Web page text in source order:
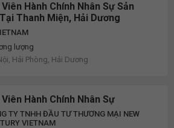
Viên Hành Chính Nhân Sự Sản
Thanh Miện, Hải Dương
lượng
Hải Phòng, Hải Dương
Viên Hành Chính Nhân Sự
TY TNHH ĐẦU TƯ THƯƠNG MẠI NEW
VIETNAM